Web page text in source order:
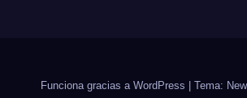
Funciona gracias a WordPress Tema: